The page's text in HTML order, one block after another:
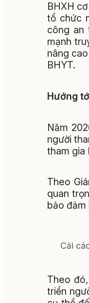
BHXH
tổ chức
công an
mạnh
nâng
BHYT.
Hướng
Năm
người
tham gia
Theo
quan
bảo đảm
Cải
Theo
triển